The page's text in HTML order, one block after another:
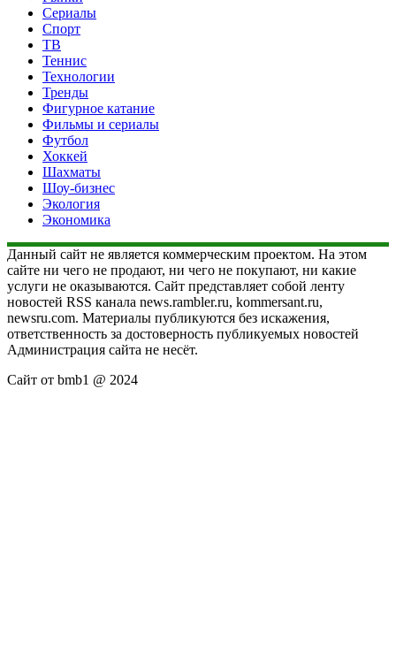
Сериалы
Спорт
ТВ
Теннис
Технологии
Тренды
Фигурное катание
Фильмы и сериалы
Футбол
Хоккей
Шахматы
Шоу-бизнес
Экология
Экономика
Данный сайт не является коммерческим проектом. На этом
сайте ни чего не продают, ни чего не покупают, ни какие
услуги не оказываются. Сайт представляет собой ленту
новостей RSS канала news.rambler.ru, kommersant.ru,
newsru.com. Материалы публикуются без искажения,
ответственность за достоверность публикуемых новостей
Администрация сайта не несёт.
Сайт от bmb1 @ 2024